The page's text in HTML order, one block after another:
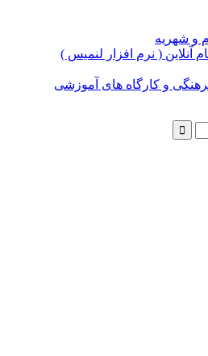
و شهریه
آنلاین ( نرم افزار لنمیس )
و کارگاه های آموزشی